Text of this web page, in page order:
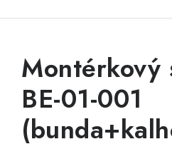
Montérkový
BE-01-001